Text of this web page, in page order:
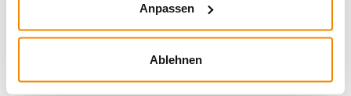
Anpassen
Ablehnen
Speichertechnik und regenerative Energien. Sein
Motto: Für jedes Problem gibt es eine Lösung. Haben
melden Sie sich gern bei uns:
E-Mail:
[email protected]